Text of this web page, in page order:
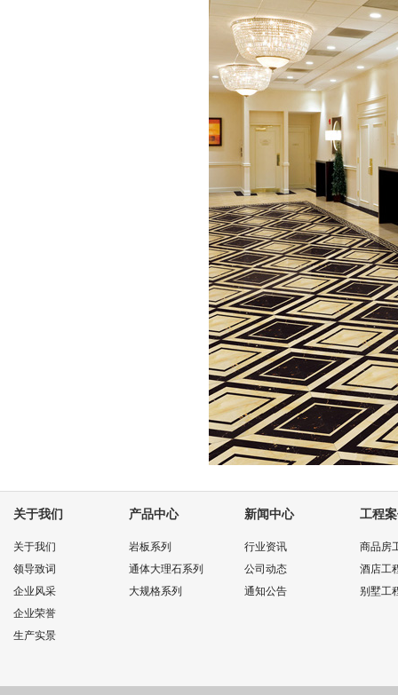
关于我们
关于我们
领导致词
企业风采
企业荣誉
生产实景
产品中心
岩板系列
通体大理石系列
大规格系列
新闻中心
行业资讯
公司动态
通知公告
工程
商品房
酒店工
别墅工